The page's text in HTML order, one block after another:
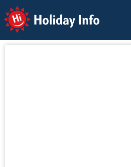
Holiday Info